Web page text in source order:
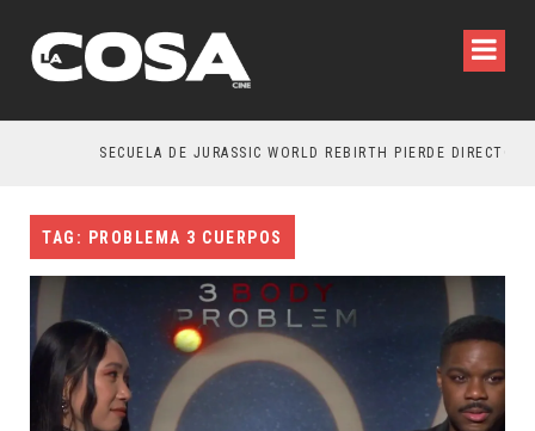
SECUELA DE JURASSIC WORLD REBIRTH PIERDE DIRECTOR
TAG: PROBLEMA 3 CUERPOS